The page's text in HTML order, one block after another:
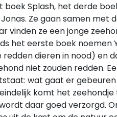
boek Splash, het derde
Ze gaan samen met
vinden ze een jonge
het eerste boek noemen
redden dieren in nood) en
niet zouden redden.
wat gaat er
komt het
daar goed verzorgd.